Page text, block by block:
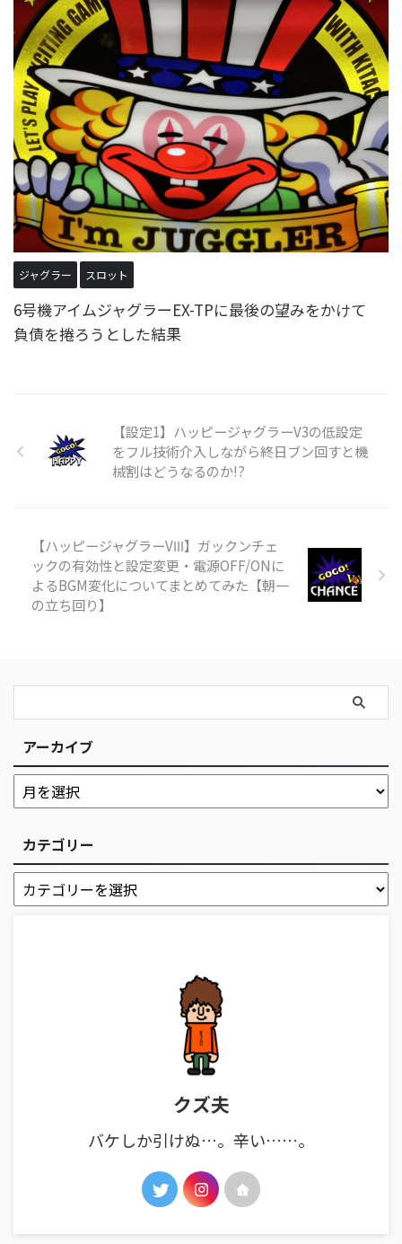
ジャグラー スロット
6号機アイムジャグラーEX-TPに最後の望みをかけて
負債を捲ろうとした結果
【設定1】ハッピージャグラーV3の低設定
をフル技術介入しながら終日ブン回すと機
械割はどうなるのか!?
【ハッピージャグラーVⅢ】ガックンチェ
ックの有効性と設定変更・電源OFF/ONに
よるBGM変化についてまとめてみた【朝一
の立ち回り】
アーカイブ
カテゴリー
クズ夫
バケしか引けぬ…。辛い……。